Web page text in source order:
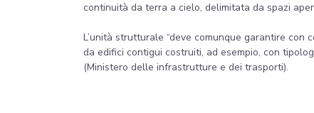
continuità da terra a cielo, delimitata da spazi
L’unità strutturale “deve comunque garantire
da edifici contigui costruiti, ad esempio, con
(Ministero delle infrastrutture e dei trasporti).